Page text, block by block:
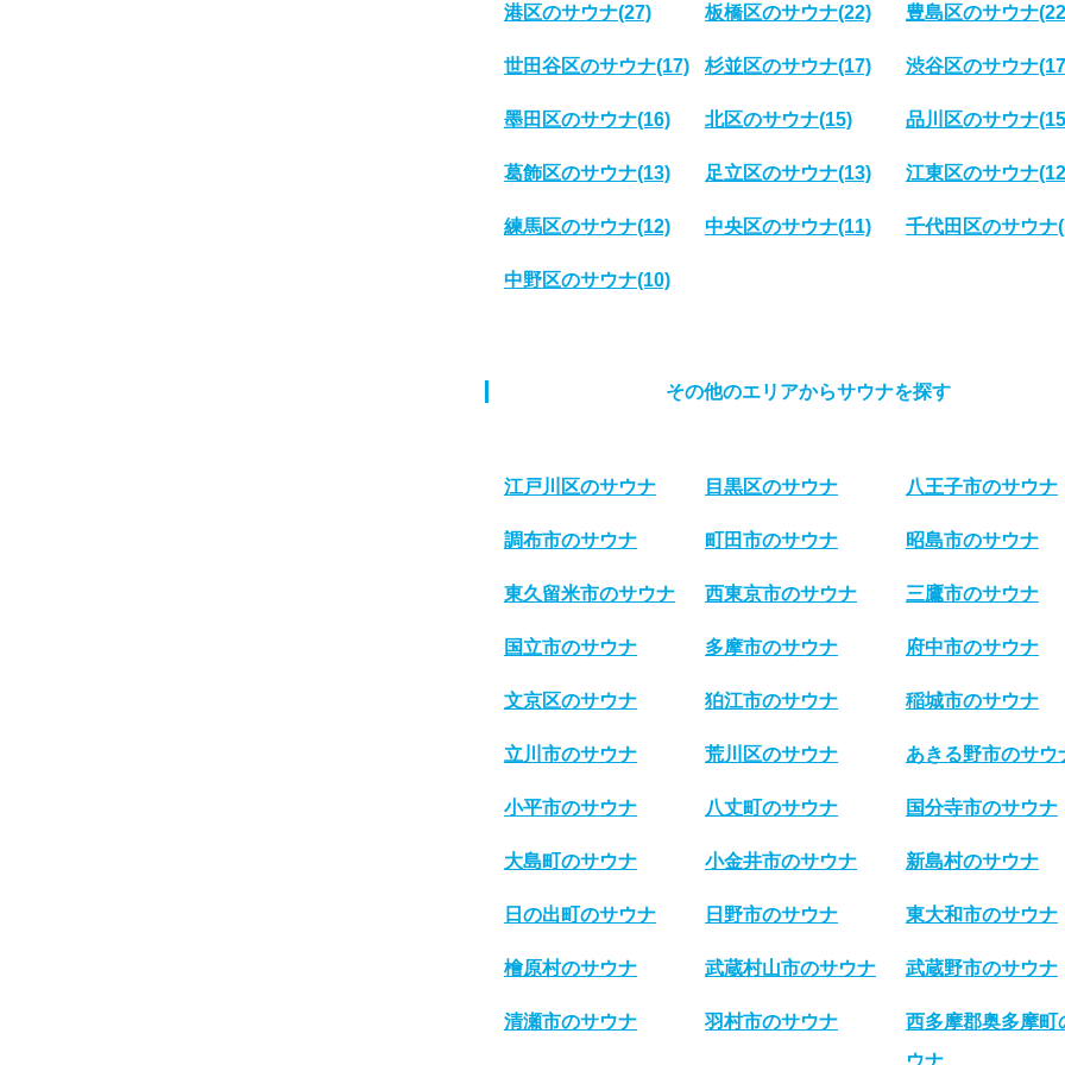
港区のサウナ(27) 板橋区のサウナ(22) 豊島区のサウナ
世田谷区のサウナ(17) 杉並区のサウナ(17) 渋谷区のサウナ
墨田区のサウナ(16) 北区のサウナ(15) 品川区のサウナ
葛飾区のサウナ(13) 足立区のサウナ(13) 江東区のサウナ
練馬区のサウナ(12) 中央区のサウナ(11) 千代田区のサウナ
中野区のサウナ(10)
その他のエリアからサウナを探す
江戸川区のサウナ 目黒区のサウナ 八王子市のサウナ
調布市のサウナ 町田市のサウナ 昭島市のサウナ
東久留米市のサウナ 西東京市のサウナ 三鷹市のサウナ
国立市のサウナ 多摩市のサウナ 府中市のサウナ
文京区のサウナ 狛江市のサウナ 稲城市のサウナ
立川市のサウナ 荒川区のサウナ あきる野市のサウ
小平市のサウナ 八丈町のサウナ 国分寺市のサウナ
大島町のサウナ 小金井市のサウナ 新島村のサウナ
日の出町のサウナ 日野市のサウナ 東大和市のサウナ
檜原村のサウナ 武蔵村山市のサウナ 武蔵野市のサウナ
清瀬市のサウナ 羽村市のサウナ
西多摩郡奥多摩町
ウナ